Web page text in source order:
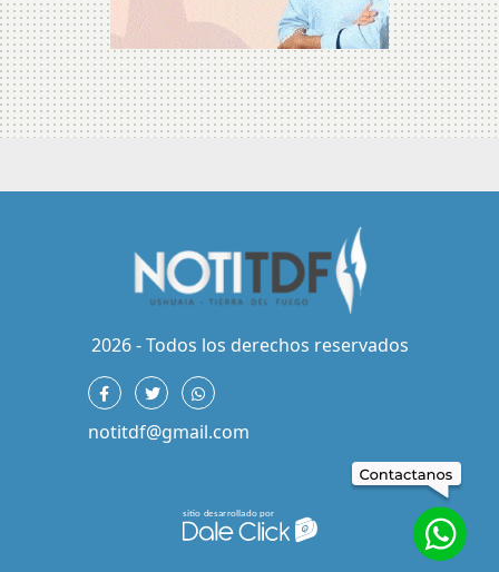
2026 - Todos los derechos reservados
notitdf@gmail.com